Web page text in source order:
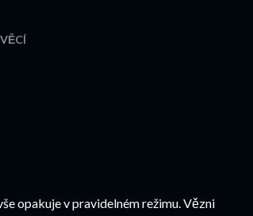
opakuje v pravidelném režimu. Vězni